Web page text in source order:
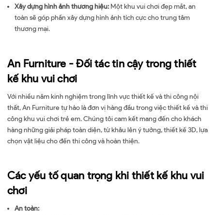
Xây dựng hình ảnh thương hiệu: Một khu vui chơi đẹp mắt, an
toàn sẽ góp phần xây dựng hình ảnh tích cực cho trung tâm
thương mại.
An Furniture - Đối tác tin cậy trong thiết
kế khu vui chơi
Với nhiều năm kinh nghiệm trong lĩnh vực thiết kế và thi công nội
thất, An Furniture tự hào là đơn vị hàng đầu trong việc thiết kế và thi
công khu vui chơi trẻ em. Chúng tôi cam kết mang đến cho khách
hàng những giải pháp toàn diện, từ khâu lên ý tưởng, thiết kế 3D, lựa
chọn vật liệu cho đến thi công và hoàn thiện.
Các yếu tố quan trọng khi thiết kế khu vui
chơi
An toàn: